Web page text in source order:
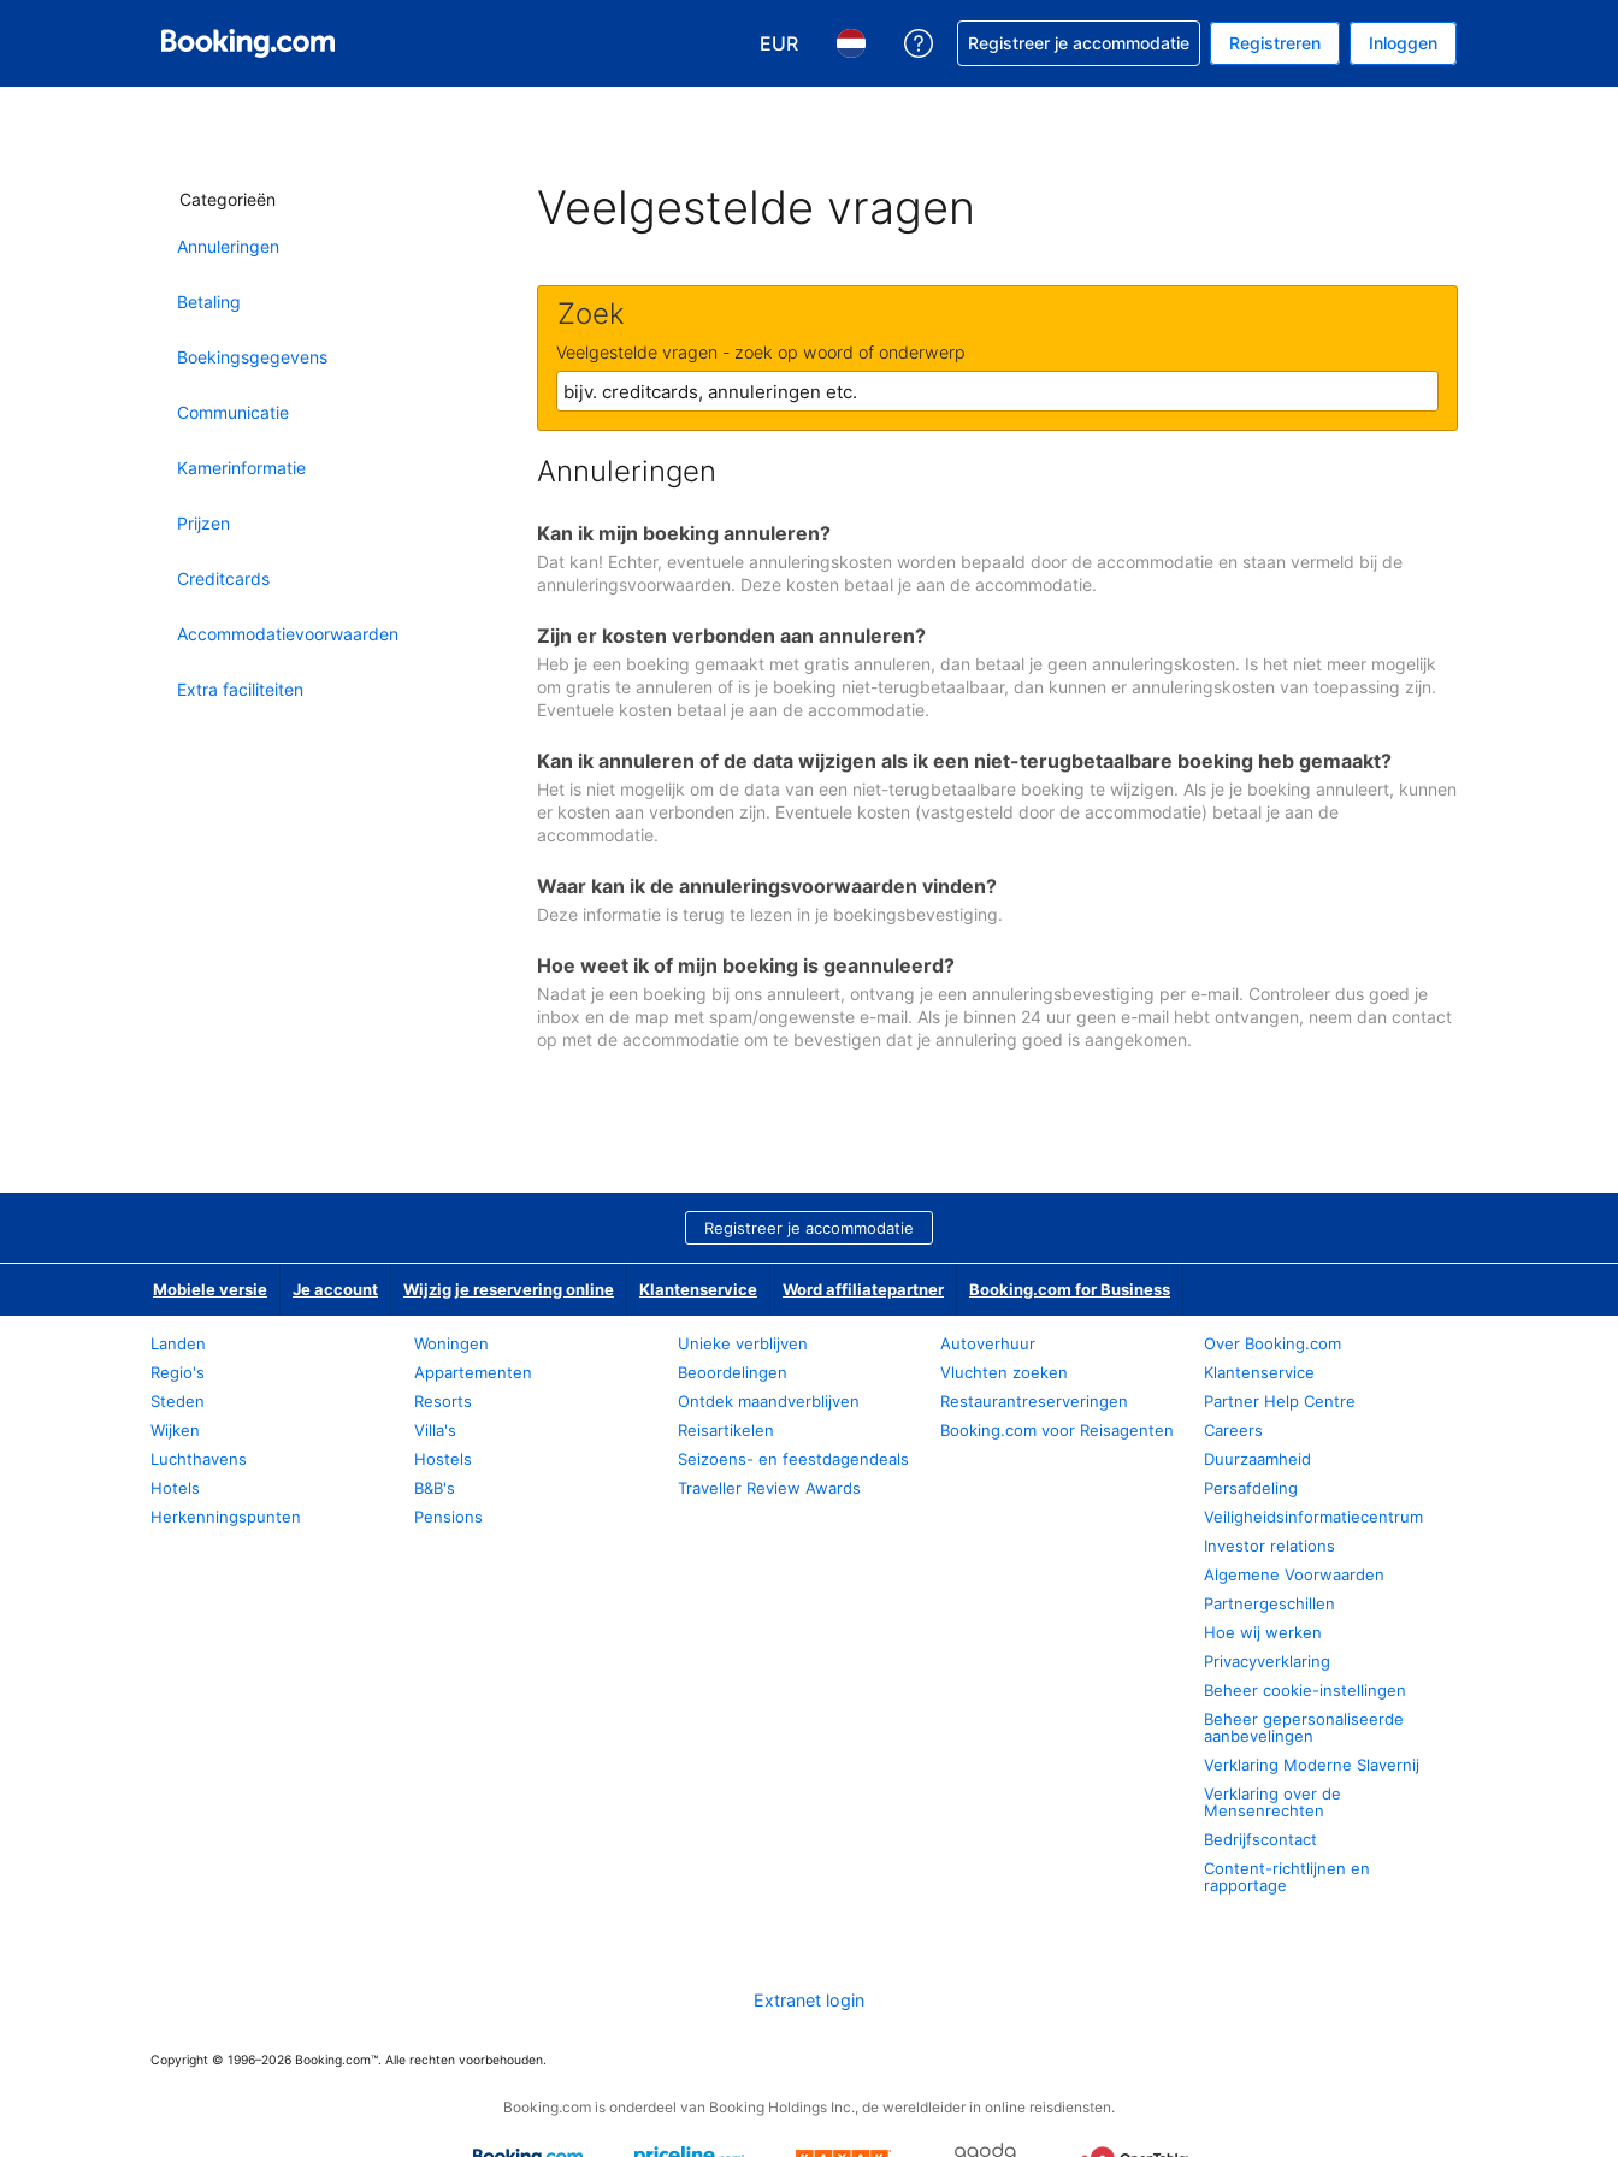
EUR
Kies je valuta. Je huidige valuta is EUR
Kies je taal. Je huidige taal is Nederlands
Krijg hulp bij je reservering
Registreer je accommodatie Registreren Inloggen
Categorieën
Annuleringen
Betaling
Boekingsgegevens
Communicatie
Kamerinformatie
Prijzen
Creditcards
Accommodatievoorwaarden
Extra faciliteiten
Veelgestelde vragen
Zoek
Veelgestelde vragen - zoek op woord of onderwerp
Annuleringen
Kan ik mijn boeking annuleren?
Dat kan! Echter, eventuele annuleringskosten worden bepaald door de accommodatie en staan vermeld bij de
annuleringsvoorwaarden. Deze kosten betaal je aan de accommodatie.
Zijn er kosten verbonden aan annuleren?
Heb je een boeking gemaakt met gratis annuleren, dan betaal je geen annuleringskosten. Is het niet meer mogelijk
om gratis te annuleren of is je boeking niet-terugbetaalbaar, dan kunnen er annuleringskosten van toepassing zijn.
Eventuele kosten betaal je aan de accommodatie.
Kan ik annuleren of de data wijzigen als ik een niet-terugbetaalbare boeking heb gemaakt?
Het is niet mogelijk om de data van een niet-terugbetaalbare boeking te wijzigen. Als je je boeking annuleert, kunnen
er kosten aan verbonden zijn. Eventuele kosten (vastgesteld door de accommodatie) betaal je aan de
accommodatie.
Waar kan ik de annuleringsvoorwaarden vinden?
Deze informatie is terug te lezen in je boekingsbevestiging.
Hoe weet ik of mijn boeking is geannuleerd?
Nadat je een boeking bij ons annuleert, ontvang je een annuleringsbevestiging per e-mail. Controleer dus goed je
inbox en de map met spam/ongewenste e-mail. Als je binnen 24 uur geen e-mail hebt ontvangen, neem dan contact
op met de accommodatie om te bevestigen dat je annulering goed is aangekomen.
Registreer je accommodatie
Mobiele versie Je account Wijzig je reservering online Klantenservice Word affiliatepartner Booking.com for Business
Landen
Regio's
Steden
Wijken
Luchthavens
Hotels
Herkenningspunten
Woningen
Appartementen
Resorts
Villa's
Hostels
B&B's
Pensions
Unieke verblijven
Beoordelingen
Ontdek maandverblijven
Reisartikelen
Seizoens- en feestdagendeals
Traveller Review Awards
Autoverhuur
Vluchten zoeken
Restaurantreserveringen
Booking.com voor Reisagenten
Over Booking.com
Klantenservice
Partner Help Centre
Careers
Duurzaamheid
Persafdeling
Veiligheidsinformatiecentrum
Investor relations
Algemene Voorwaarden
Partnergeschillen
Hoe wij werken
Privacyverklaring
Beheer cookie-instellingen
Beheer gepersonaliseerde
aanbevelingen
Verklaring Moderne Slavernij
Verklaring over de
Mensenrechten
Bedrijfscontact
Content-richtlijnen en
rapportage
Extranet login
Copyright © 1996–2026 Booking.com™. Alle rechten voorbehouden.
Booking.com is onderdeel van Booking Holdings Inc., de wereldleider in online reisdiensten.